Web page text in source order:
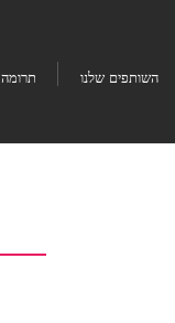
השותפים שלנו תרומה